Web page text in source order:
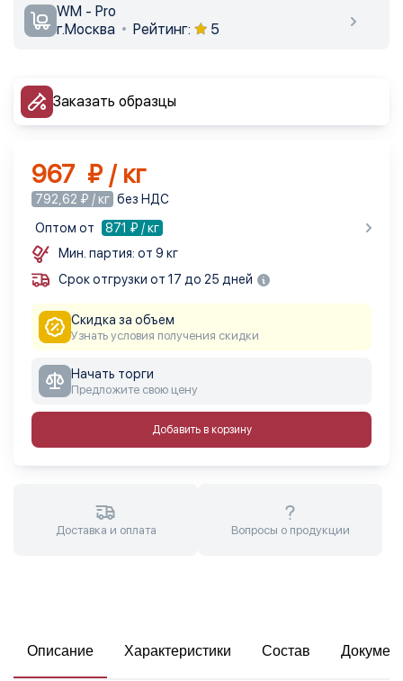
WM - Pro
г.Москва
Рейтинг: 5
Заказать образцы
967 ₽ / кг
792,62 ₽ / кг без НДС
Оптом от
871 ₽ / кг
Мин. партия: от 9 кг
Срок отгрузки от 17 до 25 дней
Скидка за объем
Узнать условия получения скидки
Начать торги
Предложите свою цену
Добавить в корзину
Доставка и оплата Вопросы о продукции
Описание Характеристики Состав